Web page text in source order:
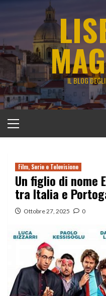
IL BLOG
principale
Film, Serie e Televisione
Un figlio di nome
tra Italia e
Ottobre 27, 2025 0